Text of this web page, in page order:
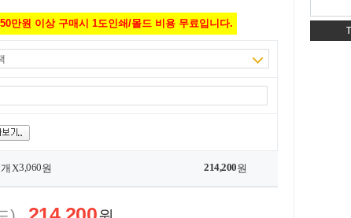
50만원 이상 구매시 1도인쇄/몰드 비용 무료입니다.
개 X3,060원 214,200원